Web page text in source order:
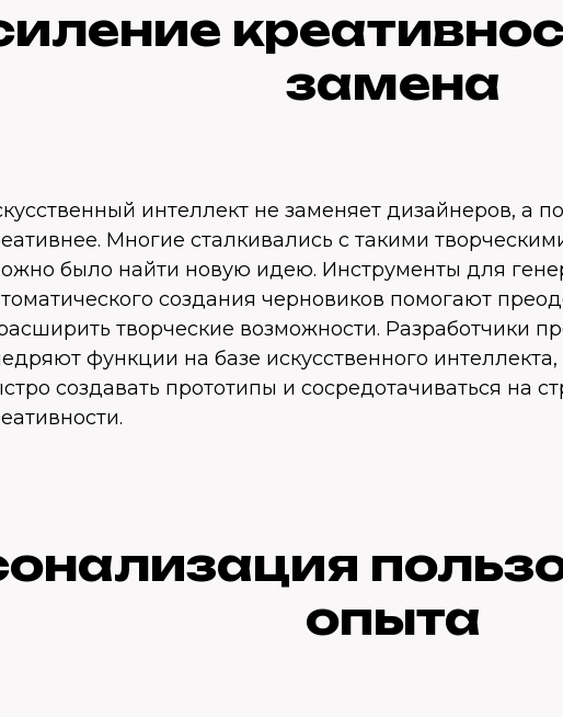
замена
интеллект не заменяет дизайнеров, а
Многие сталкивались с такими
было найти новую идею. Инструменты для
создания черновиков помогают
творческие возможности. Разработчики
функции на базе искусственного
создавать прототипы и сосредотачиваться на
опыта